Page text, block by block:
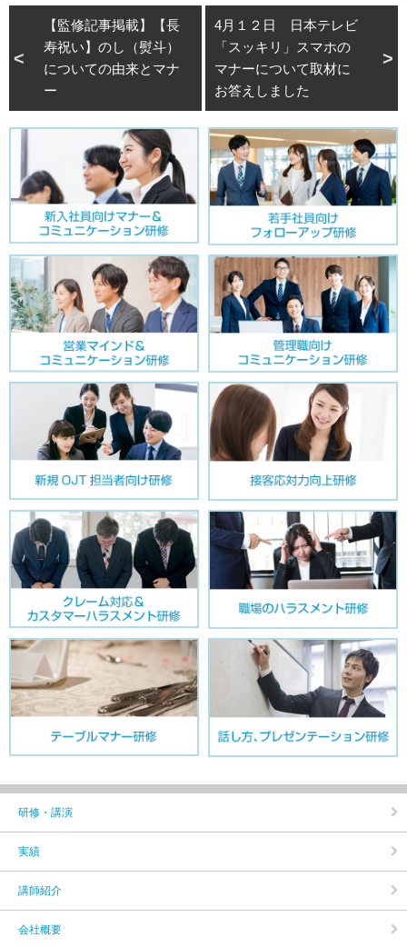
【監修記事掲載】【長
寿祝い】のし（熨斗）
についての由来とマナ
ー
4月１２日 日本テレビ
「スッキリ」スマホの
マナーについて取材に
お答えしました
研修・講演
実績
講師紹介
会社概要